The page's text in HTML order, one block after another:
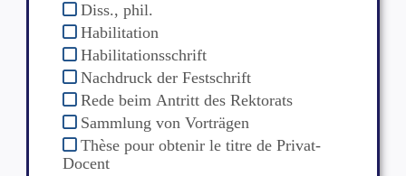
Diss., phil.
Habilitation
Habilitationsschrift
Nachdruck der Festschrift
Rede beim Antritt des Rektorats
Sammlung von Vorträgen
Thèse pour obtenir le titre de Privat-
Docent